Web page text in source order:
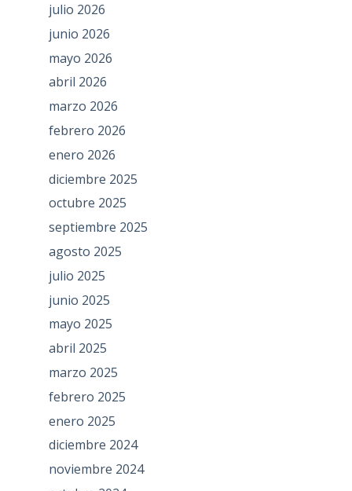
julio 2026
junio 2026
mayo 2026
abril 2026
marzo 2026
febrero 2026
enero 2026
diciembre 2025
octubre 2025
septiembre 2025
agosto 2025
julio 2025
junio 2025
mayo 2025
abril 2025
marzo 2025
febrero 2025
enero 2025
diciembre 2024
noviembre 2024